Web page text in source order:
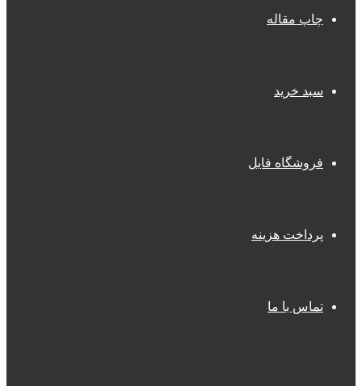
چاپ مقاله
سبد خرید
فروشگاه فایل
پرداخت هزینه
تماس با ما